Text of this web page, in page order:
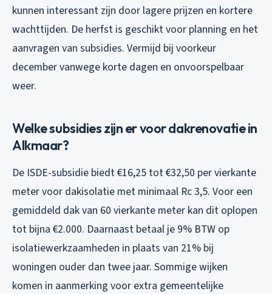
kunnen interessant zijn door lagere prijzen en kortere
wachttijden. De herfst is geschikt voor planning en het
aanvragen van subsidies. Vermijd bij voorkeur
december vanwege korte dagen en onvoorspelbaar
weer.
Welke subsidies zijn er voor dakrenovatie in
Alkmaar?
De ISDE-subsidie biedt €16,25 tot €32,50 per vierkante
meter voor dakisolatie met minimaal Rc 3,5. Voor een
gemiddeld dak van 60 vierkante meter kan dit oplopen
tot bijna €2.000. Daarnaast betaal je 9% BTW op
isolatiewerkzaamheden in plaats van 21% bij
woningen ouder dan twee jaar. Sommige wijken
komen in aanmerking voor extra gemeentelijke